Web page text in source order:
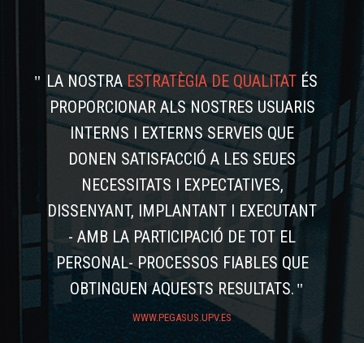
LA NOSTRAESTRATÈGIA DE QUALITAT ÉS
PROPORCIONAR ALS NOSTRES USUARIS
INTERNS I EXTERNS SERVEIS QUE
DONEN SATISFACCIÓ A LES SEUES
NECESSITATS I EXPECTATIVES,
DISSENYANT, IMPLANTANT I EXECUTANT
- AMB LA PARTICIPACIÓ DE TOT EL
PERSONAL- PROCESSOS FIABLES QUE
OBTINGUEN AQUESTS RESULTATS.
WWW.PEGASUS.UPV.ES